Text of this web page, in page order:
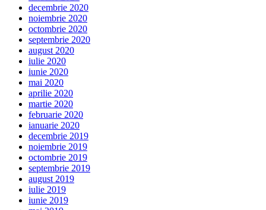
decembrie 2020
noiembrie 2020
octombrie 2020
septembrie 2020
august 2020
iulie 2020
iunie 2020
mai 2020
aprilie 2020
martie 2020
februarie 2020
ianuarie 2020
decembrie 2019
noiembrie 2019
octombrie 2019
septembrie 2019
august 2019
iulie 2019
iunie 2019